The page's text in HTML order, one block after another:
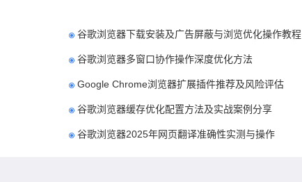
谷歌浏览器下载安装及广告屏蔽与浏览优化操作教程
谷歌浏览器多窗口协作操作深度优化方法
Google Chrome浏览器扩展插件推荐及风险评估
谷歌浏览器缓存优化配置方法及实战案例分享
谷歌浏览器2025年网页翻译准确性实测与操作